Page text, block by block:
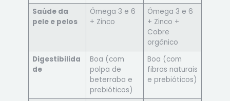
Saúde da
pele e pelos
Ômega 3 e 6
+ Zinco
Ômega 3 e 6
+ Zinco +
Cobre
orgânico
Digestibilida
de
Boa (com
polpa de
beterraba e
prebióticos)
Boa (com
fibras naturais
e prebióticos)